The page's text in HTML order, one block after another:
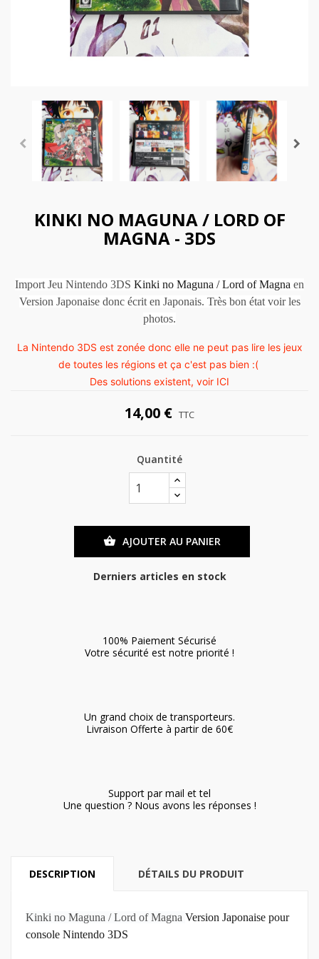
KINKI NO MAGUNA / LORD OF
MAGNA - 3DS
Import Jeu Nintendo 3DS Kinki no Maguna / Lord of Magna en
Version Japonaise donc écrit en Japonais. Très bon état voir les
photos.
La Nintendo 3DS est zonée donc elle ne peut pas lire les jeux
de toutes les régions et ça c'est pas bien :(
Des solutions existent, voir ICI
14,00 € TTC
Quantité
 AJOUTER AU PANIER
Derniers articles en stock
100% Paiement Sécurisé
Votre sécurité est notre priorité !
Un grand choix de transporteurs.
Livraison Offerte à partir de 60€
Support par mail et tel
Une question ? Nous avons les réponses !
DESCRIPTION DÉTAILS DU PRODUIT
Kinki no Maguna / Lord of Magna Version Japonaise pour
console Nintendo 3DS